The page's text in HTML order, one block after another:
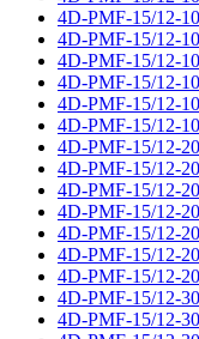
4D-PMF-15/12-
4D-PMF-15/12-
4D-PMF-15/12-
4D-PMF-15/12-
4D-PMF-15/12-
4D-PMF-15/12-
4D-PMF-15/12-
4D-PMF-15/12-
4D-PMF-15/12-
4D-PMF-15/12-
4D-PMF-15/12-
4D-PMF-15/12-
4D-PMF-15/12-
4D-PMF-15/12-
4D-PMF-15/12-